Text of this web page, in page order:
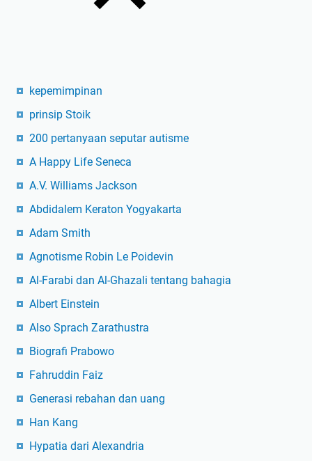
kepemimpinan
prinsip Stoik
200 pertanyaan seputar autisme
A Happy Life Seneca
A.V. Williams Jackson
Abdidalem Keraton Yogyakarta
Adam Smith
Agnotisme Robin Le Poidevin
Al-Farabi dan Al-Ghazali tentang bahagia
Albert Einstein
Also Sprach Zarathustra
Biografi Prabowo
Fahruddin Faiz
Generasi rebahan dan uang
Han Kang
Hypatia dari Alexandria